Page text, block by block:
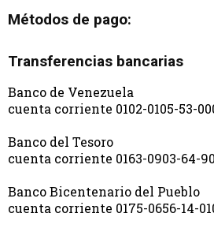
Métodos de pago:
Transferencias bancarias
Banco de Venezuela
cuenta corriente 0102-0105-53-
Banco del Tesoro
cuenta corriente 0163-0903-64-
Banco Bicentenario del Pueblo
cuenta corriente 0175-0656-14-